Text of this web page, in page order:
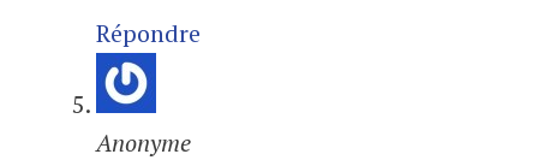
Répondre
Anonyme